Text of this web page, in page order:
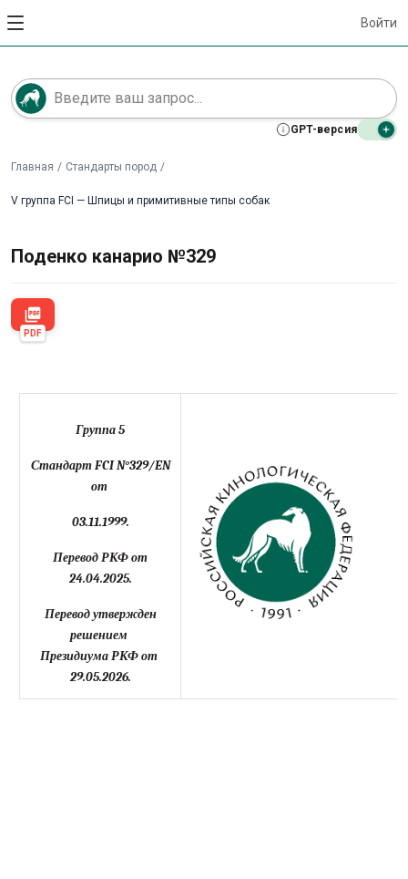
Войти
GPT-версия
Главная / Стандарты пород /
V группа FCI — Шпицы и примитивные типы собак
Поденко канарио №329
picture_as_pdf
PDF
Группа 5
Стандарт FCI N°329/EN
от
03.11.1999.
Перевод РКФ от
24.04.2025.
Перевод утвержден
решением
Президиума РКФ от
29.05.2026.